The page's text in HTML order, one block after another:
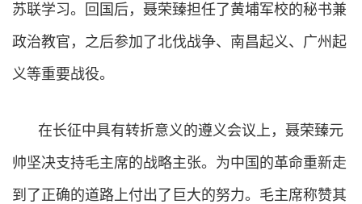
苏联学习。回国后，聂荣臻担任了黄埔军校的秘书兼
政治教官，之后参加了北伐战争、南昌起义、广州起
义等重要战役。
在长征中具有转折意义的遵义会议上，聂荣臻元
帅坚决支持毛主席的战略主张。为中国的革命重新走
到了正确的道路上付出了巨大的努力。毛主席称赞其